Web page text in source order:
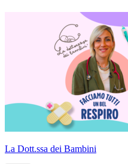
La Dott.ssa dei Bambini